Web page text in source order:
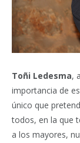
Toñi Ledesma,
importancia de
único que
todos, en la que
a los mayores,